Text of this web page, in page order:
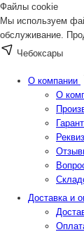
Файлы cookie
Мы используем
обслуживание.
Чебоксары
О компании
О
Доставка и